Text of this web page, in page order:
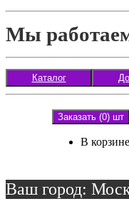
Мы
Каталог
Заказать (0) шт
В
Ваш город: